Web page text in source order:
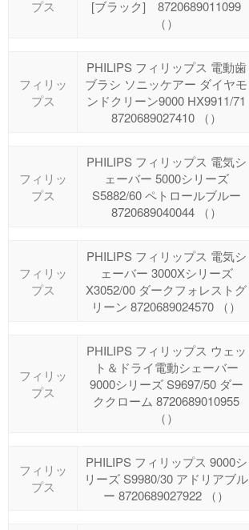
プス
[ブラック] 8720689011099
（）
フィリッ
プス
PHILIPS フィリップス 電動歯
ブラシ ソニッケアー ダイヤモ
ンドクリーン9000 HX9911/71
8720689027410 （）
フィリッ
プス
PHILIPS フィリップス 電気シ
ェーバー 5000シリーズ
S5882/60 ペトロールブルー
8720689040044 （）
フィリッ
プス
PHILIPS フィリップス 電気シ
ェーバー 3000Xシリーズ
X3052/00 ダークフォレストグ
リーン 8720689024570 （）
フィリッ
プス
PHILIPS フィリップス ウェッ
ト＆ドライ電動シェーバー
9000シリーズ S9697/50 ダー
ククローム 8720689010955
（）
フィリッ
プス
PHILIPS フィリップス 9000シ
リーズ S9980/30 アドリアブル
ー 8720689027922 （）